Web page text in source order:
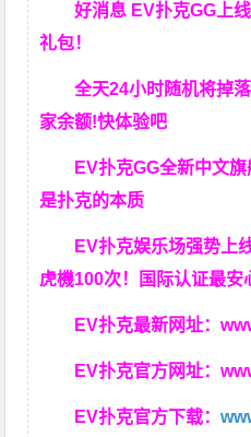
好消息 EV扑克GG上
礼包！
全天24小时随机将掉
家余额!快体验吧
EV扑克GG全新中文旗
是扑克的本质
EV扑克娱乐场强势上
虎機100次！国际认证最安
EV扑克最新网址：
EV扑克官方网址：
EV扑克官方下载：